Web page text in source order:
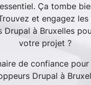
Ça tombe
et engagez les
Drupal à Bruxelles
votre projet ?
de confiance pour
Drupal à